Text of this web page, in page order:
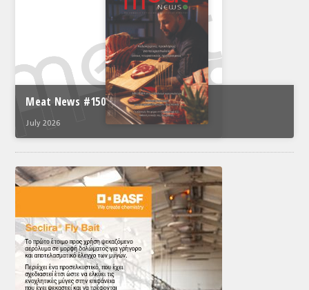
Meat News #150
July 2026